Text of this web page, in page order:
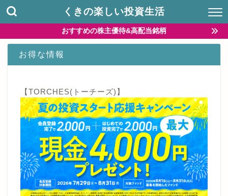
くきの楽しい投資生活
おすすめの株主優待&高配当銘柄
お得な情報
【TORCHES(トーチーズ)】